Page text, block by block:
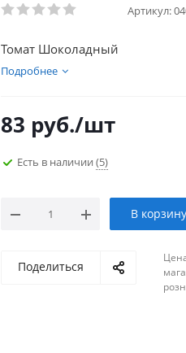
Артикул:
Томат Шоколадный
Подробнее
83 руб./шт
Есть в наличии (5)
В корзину
Поделиться